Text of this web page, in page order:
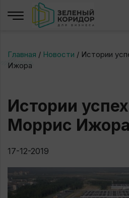
Главная / Новости / Истории
Ижора
Истории
Моррис Ижора
17-12-2019